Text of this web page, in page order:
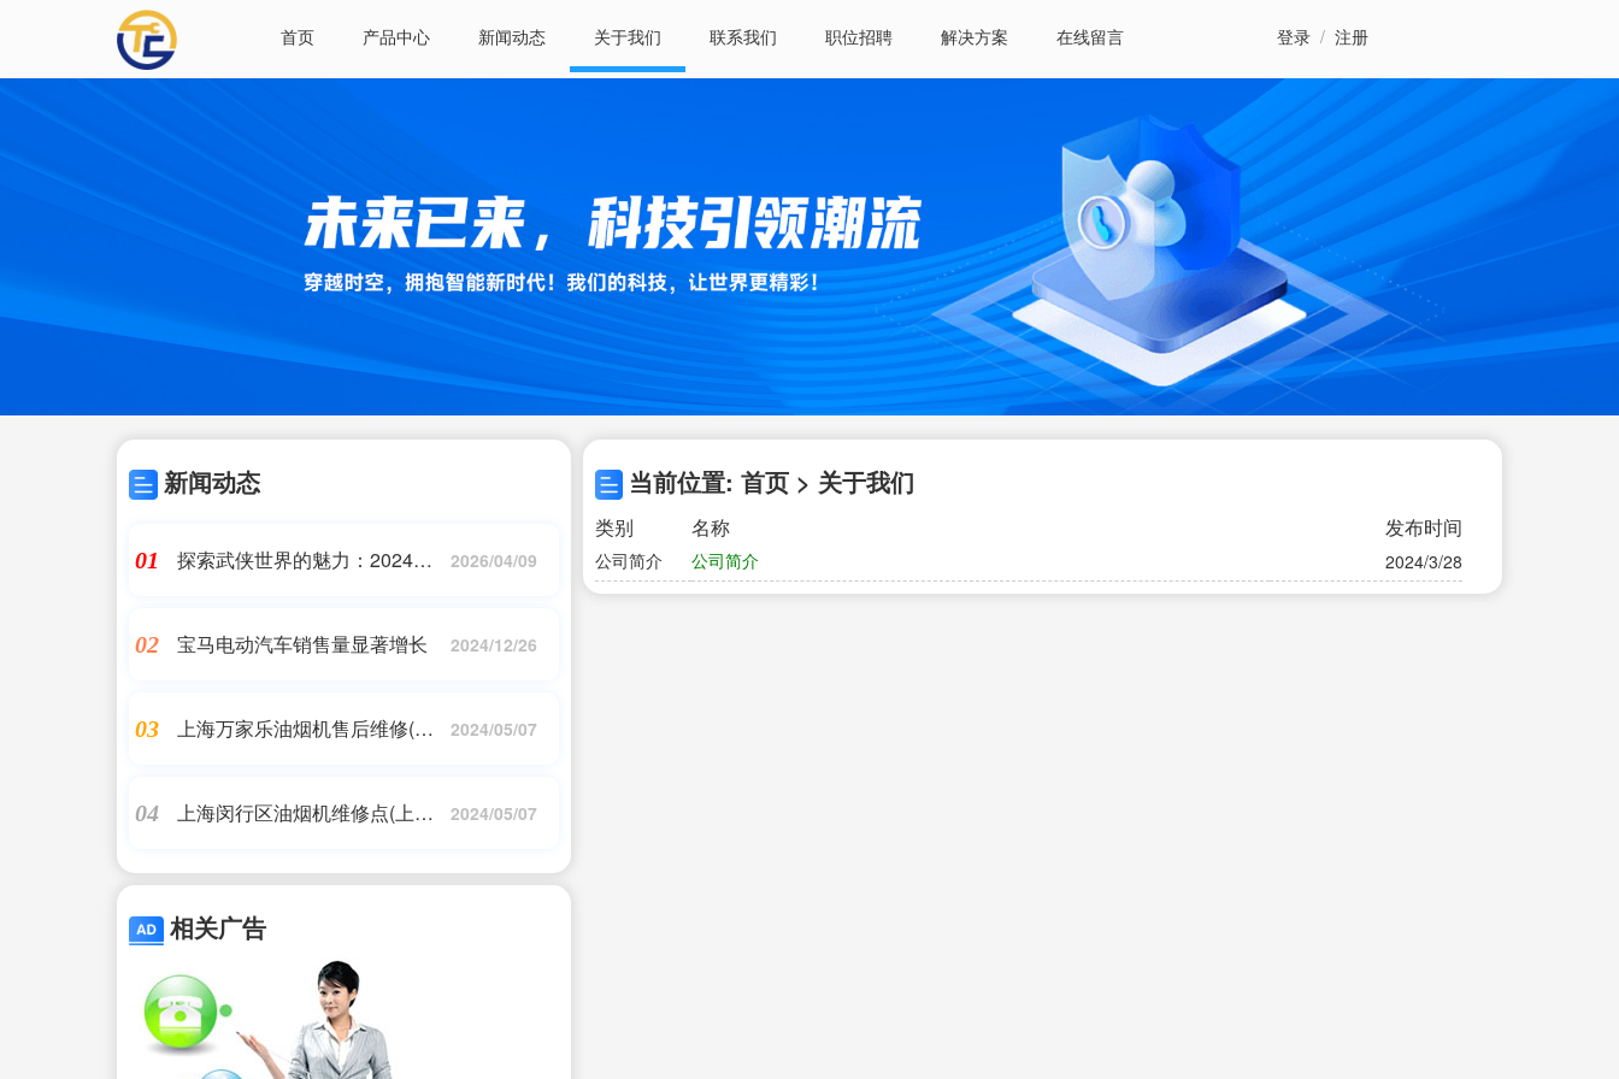
首页 产品中心 新闻动态 关于我们 联系我们 职位招聘 解决方案 在线留言 登录 / 注册
新闻动态
01
探索武侠世界的魅力：2024年
2026/04/09
02 宝马电动汽车销售量显著增长 2024/12/26
03
上海万家乐油烟机售后维修(万
2024/05/07
04
上海闵行区油烟机维修点(上海
2024/05/07
相关广告
当前位置: 首页 > 关于我们
类别 名称 发布时间
公司简介 公司简介 2024/3/28